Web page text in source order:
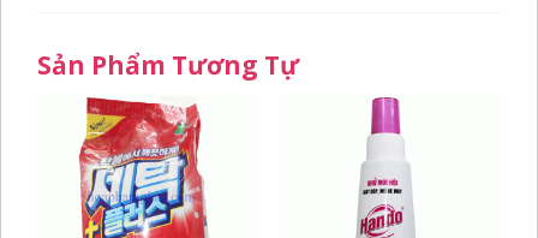
Sản Phẩm Tương Tự